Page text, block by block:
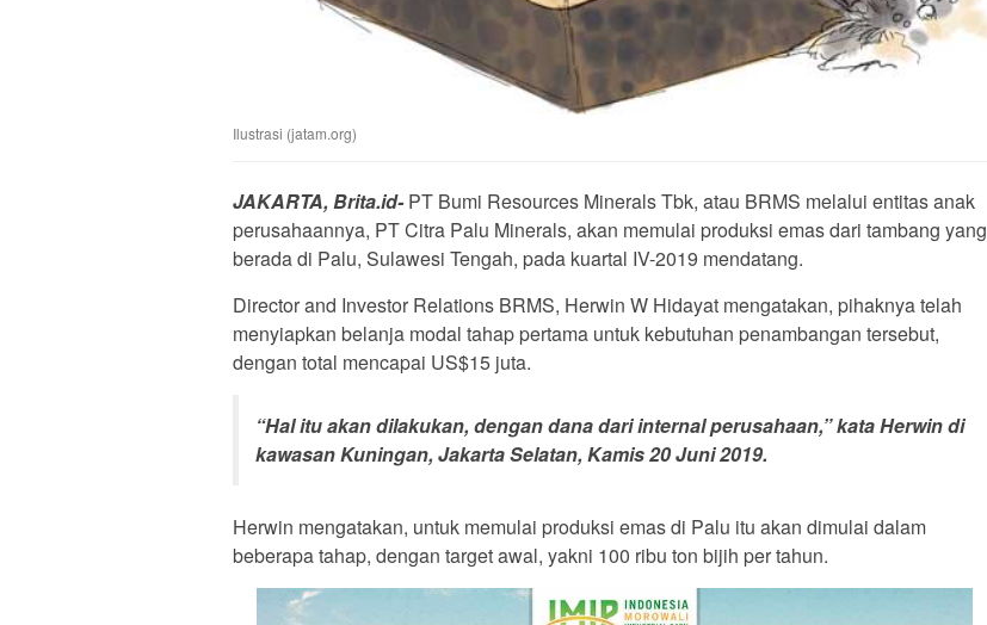
Ilustrasi (jatam.org)
JAKARTA, Brita.id- PT Bumi Resources Minerals Tbk, atau BRMS melalui entitas anak
perusahaannya, PT Citra Palu Minerals, akan memulai produksi emas dari tambang yang
berada di Palu, Sulawesi Tengah, pada kuartal IV-2019 mendatang.
Director and Investor Relations BRMS, Herwin W Hidayat mengatakan, pihaknya telah
menyiapkan belanja modal tahap pertama untuk kebutuhan penambangan tersebut,
dengan total mencapai US$15 juta.
“Hal itu akan dilakukan, dengan dana dari internal perusahaan,” kata Herwin di
kawasan Kuningan, Jakarta Selatan, Kamis 20 Juni 2019.
Herwin mengatakan, untuk memulai produksi emas di Palu itu akan dimulai dalam
beberapa tahap, dengan target awal, yakni 100 ribu ton bijih per tahun.